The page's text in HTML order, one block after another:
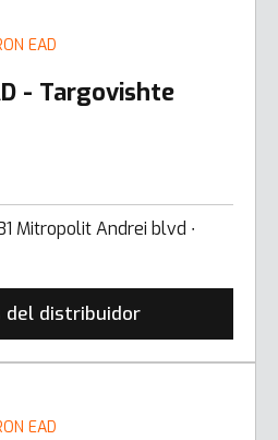
EAD
- Targovishte
Mitropolit Andrei blvd ∙
del distribuidor
EAD